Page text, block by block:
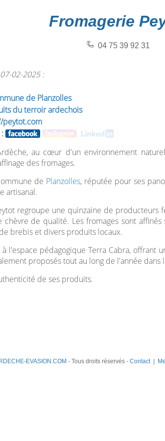
Fromagerie
04 75 39 92 31
02-2025 :
de Planzolles
du terroir ardechois
peytot.com
au cœur d'un environnement
des fromages.
de Planzolles, réputée pour ses
artisanal.
regroupe une quinzaine de
chèvre de qualité. Les fromages sont
brebis et divers produits locaux.
l'espace pédagogique Terra Cabra,
proposés tout au long de l'année dans
de ses produits.
EVASION.COM - Tous droits réservés - Contact|